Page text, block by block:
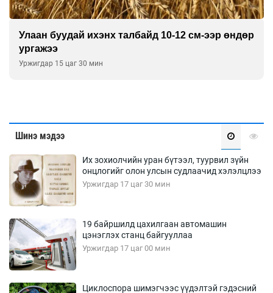
Улаан буудай ихэнх талбайд 10-12 см-ээр өндөр
ургажээ
Уржигдар 15 цаг 30 мин
Шинэ мэдээ
Их зохиолчийн уран бүтээл, туурвил зүйн
онцлогийг олон улсын судлаачид хэлэлцлээ
Уржигдар 17 цаг 30 мин
19 байршилд цахилгаан автомашин
цэнэглэх станц байгууллаа
Уржигдар 17 цаг 00 мин
Циклоспора шимэгчээс үүдэлтэй гэдэсний